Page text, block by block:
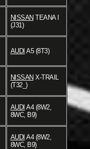
NISSAN TEANA I
(J31)
AUDI A5 (8T3)
NISSAN X-TRAIL
(T32_)
AUDI A4 (8W2,
8WC, B9)
AUDI A4 (8W2,
8WC, B9)